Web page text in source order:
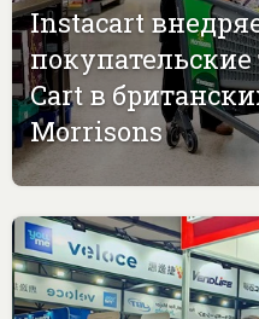
Instacart
Cart в
Morrisons